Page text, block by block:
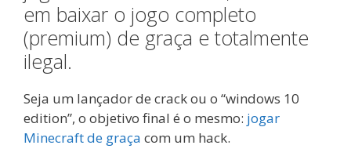
em baixar o jogo completo
(premium) de graça e totalmente
ilegal.
Seja um lançador de crack ou o “windows 10
edition”, o objetivo final é o mesmo: jogar
Minecraft de graça com um hack.